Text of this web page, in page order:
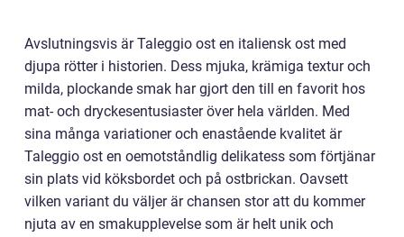
Avslutningsvis är Taleggio ost en italiensk ost med
djupa rötter i historien. Dess mjuka, krämiga textur och
milda, plockande smak har gjort den till en favorit hos
mat- och dryckesentusiaster över hela världen. Med
sina många variationer och enastående kvalitet är
Taleggio ost en oemotståndlig delikatess som förtjänar
sin plats vid köksbordet och på ostbrickan. Oavsett
vilken variant du väljer är chansen stor att du kommer
njuta av en smakupplevelse som är helt unik och